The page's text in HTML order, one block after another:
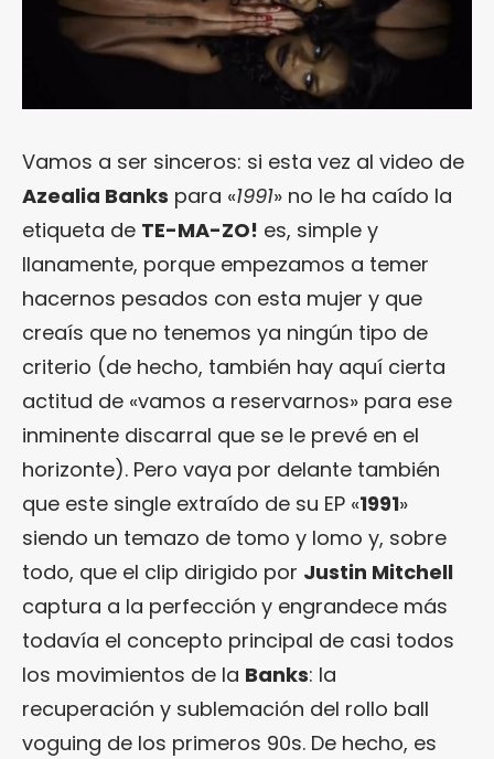
Vamos a ser sinceros: si esta vez al video de
Azealia Banks para «1991» no le ha caído la
etiqueta de TE-MA-ZO! es, simple y
llanamente, porque empezamos a temer
hacernos pesados con esta mujer y que
creaís que no tenemos ya ningún tipo de
criterio (de hecho, también hay aquí cierta
actitud de «vamos a reservarnos» para ese
inminente discarral que se le prevé en el
horizonte). Pero vaya por delante también
que este single extraído de su EP «1991»
siendo un temazo de tomo y lomo y, sobre
todo, que el clip dirigido por Justin Mitchell
captura a la perfección y engrandece más
todavía el concepto principal de casi todos
los movimientos de la Banks: la
recuperación y sublemación del rollo ball
voguing de los primeros 90s. De hecho, es